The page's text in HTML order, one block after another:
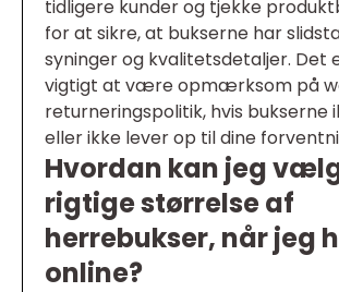
tidligere kunder og tjekke
for at sikre, at bukserne har
syninger og kvalitetsdetaljer. Det
vigtigt at være opmærksom på
returneringspolitik, hvis bukserne
eller ikke lever op til dine
Hvordan kan jeg
rigtige størrelse af
herrebukser, når jeg
online?